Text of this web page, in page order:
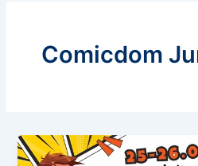
Comicdom